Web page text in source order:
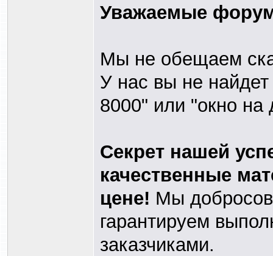
Уважаемые
Мы не обещаем
У нас вы не найдет
8000" или "окно на
Секрет нашей
качественные
цене! Мы
гарантируем
заказчиками.